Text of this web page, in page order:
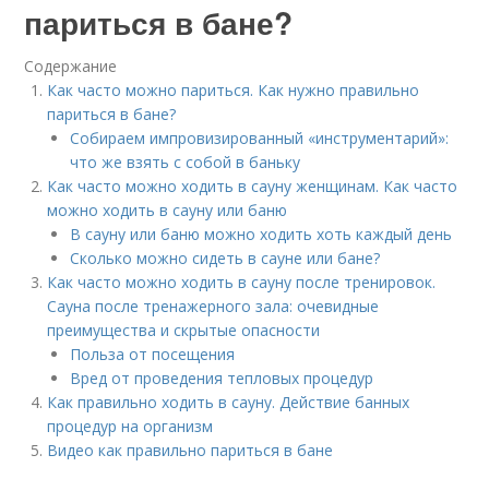
париться в бане?
Содержание
Как часто можно париться. Как нужно правильно
париться в бане?
Собираем импровизированный «инструментарий»:
что же взять с собой в баньку
Как часто можно ходить в сауну женщинам. Как часто
можно ходить в сауну или баню
В сауну или баню можно ходить хоть каждый день
Сколько можно сидеть в сауне или бане?
Как часто можно ходить в сауну после тренировок.
Сауна после тренажерного зала: очевидные
преимущества и скрытые опасности
Польза от посещения
Вред от проведения тепловых процедур
Как правильно ходить в сауну. Действие банных
процедур на организм
Видео как правильно париться в бане